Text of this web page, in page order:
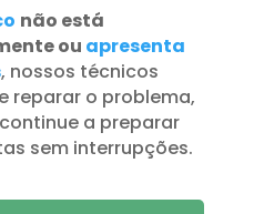
não está
ou apresenta
, nossos técnicos
reparar o problema,
a preparar
sem interrupções.